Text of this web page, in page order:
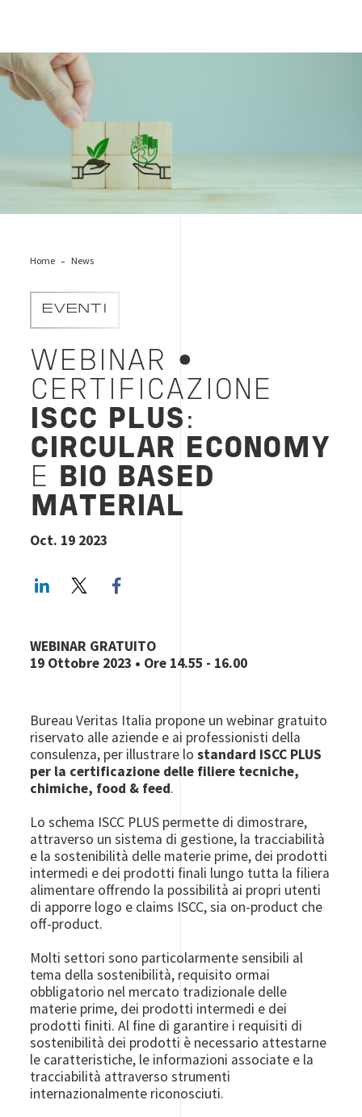
cubi-economia-circolare
Home News
EVENTI
WEBINAR
•
CERTIFICAZIONE
ISCC PLUS :
CIRCULAR ECONOMY
E
BIO BASED
MATERIAL
Oct. 19 2023
LinkedInTwitter
WEBINAR GRATUITO
19 Ottobre 2023 • Ore 14.55 - 16.00
Bureau Veritas Italia propone un webinar gratuito
riservato alle aziende e ai professionisti della
consulenza, per illustrare lostandard ISCC PLUS
per la certificazione delle filiere tecniche,
chimiche, food & feed.
Lo schema ISCC PLUS permette di dimostrare,
attraverso un sistema di gestione, la tracciabilità
e la sostenibilità delle materie prime, dei prodotti
intermedi e dei prodotti finali lungo tutta la filiera
alimentare offrendo la possibilità ai propri utenti
di apporre logo e claims ISCC, sia on-product che
off-product.
Molti settori sono particolarmente sensibili al
tema della sostenibilità, requisito ormai
obbligatorio nel mercato tradizionale delle
materie prime, dei prodotti intermedi e dei
prodotti finiti. Al fine di garantire i requisiti di
sostenibilità dei prodotti è necessario attestarne
le caratteristiche, le informazioni associate e la
tracciabilità attraverso strumenti
internazionalmente riconosciuti.